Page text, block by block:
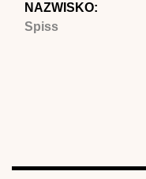
NAZWISKO:
Spiss